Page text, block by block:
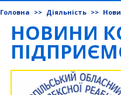
Головна >> Діяльність >>
НОВИНИ